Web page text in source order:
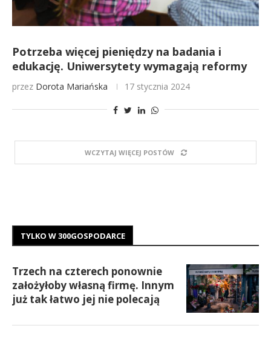
Potrzeba więcej pieniędzy na badania i
edukację. Uniwersytety wymagają reformy
przez Dorota Mariańska 17 stycznia 2024
WCZYTAJ WIĘCEJ POSTÓW
TYLKO W 300GOSPODARCE
Trzech na czterech ponownie
założyłoby własną firmę. Innym
już tak łatwo jej nie polecają